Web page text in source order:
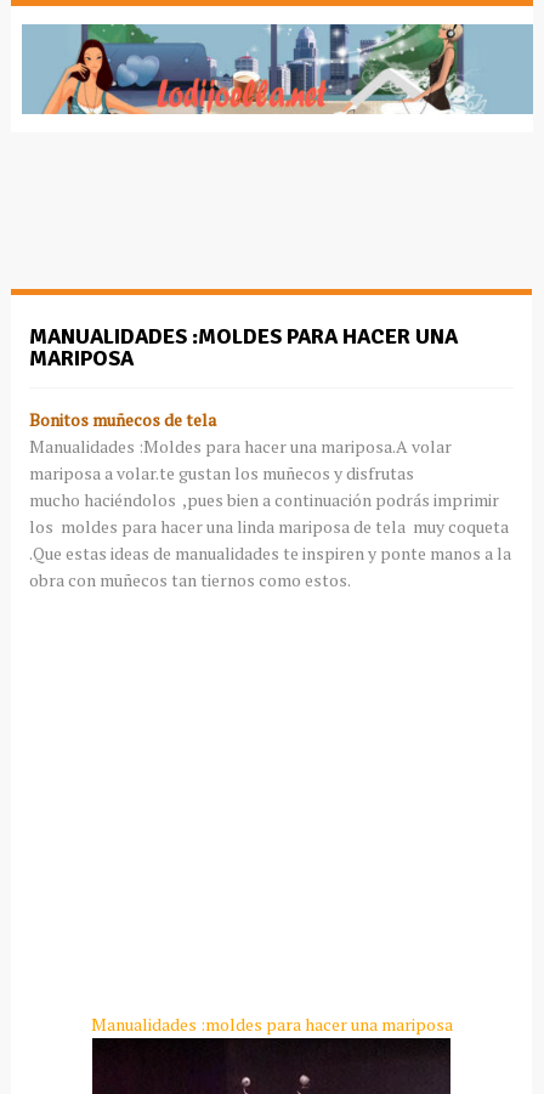
MANUALIDADES :MOLDES PARA HACER UNA
MARIPOSA
Bonitos muñecos de tela
Manualidades :Moldes para hacer una mariposa.A volar
mariposa a volar.te gustan los muñecos y disfrutas
mucho haciéndolos ,pues bien a continuación podrás imprimir
los moldes para hacer una linda mariposa de tela muy coqueta
.Que estas ideas de manualidades te inspiren y ponte manos a la
obra con muñecos tan tiernos como estos.
Manualidades :moldes para hacer una mariposa